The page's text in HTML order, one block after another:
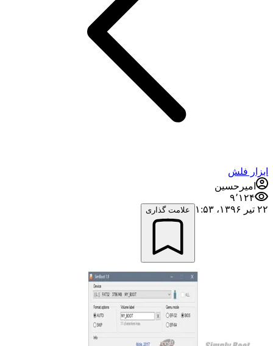
ابزار فلش
امیرحسین
۹٬۱۲۴
۲۲ تیر ۱۳۹۶،‏ ۱:۵۳
علامت گذاری